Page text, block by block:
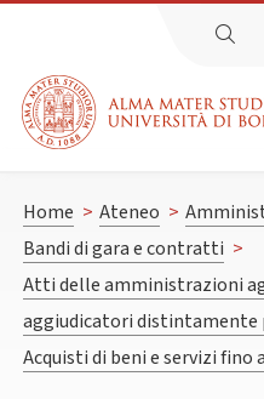
Home > Ateneo >
Bandi di gara e contratti >
Atti delle amministrazioni
aggiudicatori distintamente
Acquisti di beni e servizi fino